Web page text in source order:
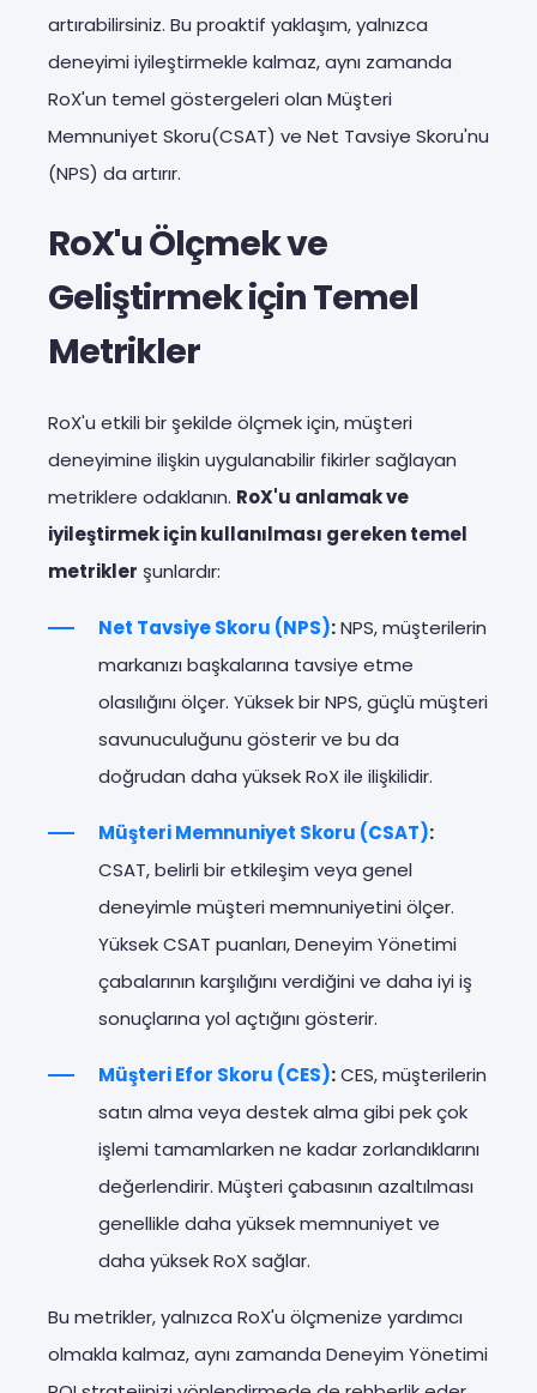
artırabilirsiniz. Bu proaktif yaklaşım, yalnızca
deneyimi iyileştirmekle kalmaz, aynı zamanda
RoX'un temel göstergeleri olan Müşteri
Memnuniyet Skoru(CSAT) ve Net Tavsiye Skoru'nu
(NPS) da artırır.
RoX'u Ölçmek ve
Geliştirmek için Temel
Metrikler
RoX'u etkili bir şekilde ölçmek için, müşteri
deneyimine ilişkin uygulanabilir fikirler sağlayan
metriklere odaklanın. RoX'u anlamak ve
iyileştirmek için kullanılması gereken temel
metrikler şunlardır:
Net Tavsiye Skoru (NPS):NPS, müşterilerin
markanızı başkalarına tavsiye etme
olasılığını ölçer. Yüksek bir NPS, güçlü müşteri
savunuculuğunu gösterir ve bu da
doğrudan daha yüksek RoX ile ilişkilidir.
Müşteri Memnuniyet Skoru (CSAT):
CSAT, belirli bir etkileşim veya genel
deneyimle müşteri memnuniyetini ölçer.
Yüksek CSAT puanları, Deneyim Yönetimi
çabalarının karşılığını verdiğini ve daha iyi iş
sonuçlarına yol açtığını gösterir.
Müşteri Efor Skoru (CES):CES, müşterilerin
satın alma veya destek alma gibi pek çok
işlemi tamamlarken ne kadar zorlandıklarını
değerlendirir. Müşteri çabasının azaltılması
genellikle daha yüksek memnuniyet ve
daha yüksek RoX sağlar.
Bu metrikler, yalnızca RoX'u ölçmenize yardımcı
olmakla kalmaz, aynı zamanda Deneyim Yönetimi